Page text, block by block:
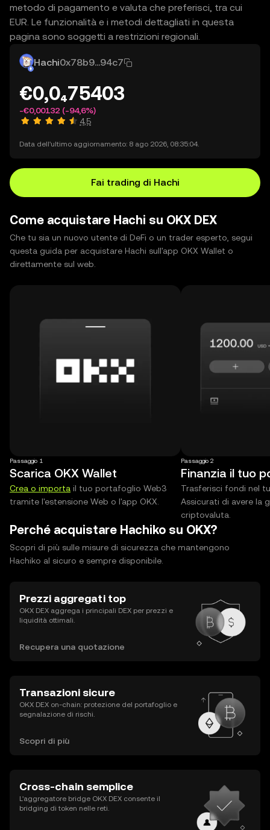
metodo di pagamento e valuta che preferisci, tra cui
EUR. Le funzionalità e i metodi dettagliati in questa
pagina sono soggetti a restrizioni regionali.
Hachi0x78b9...94c7
€0,0₄75403
-€0,00132 (-94,6%)
4,5
Data dell'ultimo aggiornamento: 8 ago 2026, 08:35:04.
Fai trading di Hachi
Come acquistare Hachi su OKX DEX
Che tu sia un nuovo utente di DeFi o un trader esperto, segui
questa guida per acquistare Hachi sull'app OKX Wallet o
direttamente sul web.
Passaggio 1
Scarica OKX Wallet
Crea o importa il tuo portafoglio Web3
tramite l'estensione Web o l'app OKX.
Passaggio 2
Finanzia il tuo
Trasferisci fondi nel
Assicurati di avere la
criptovaluta.
Perché acquistare Hachiko su OKX?
Scopri di più sulle misure di sicurezza che mantengono
Hachiko al sicuro e sempre disponibile.
Prezzi aggregati top
OKX DEX aggrega i principali DEX per prezzi e
liquidità ottimali.
Recupera una quotazione
Transazioni sicure
OKX DEX on-chain: protezione del portafoglio e
segnalazione di rischi.
Scopri di più
Cross-chain semplice
L'aggregatore bridge OKX DEX consente il
bridging di token nelle reti.